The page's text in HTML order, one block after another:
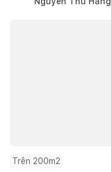
Trên 200m2